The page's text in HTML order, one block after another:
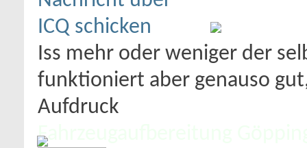
Iss mehr oder weniger der
funktioniert aber genauso
Aufdruck
Fahrzeugaufbereitung